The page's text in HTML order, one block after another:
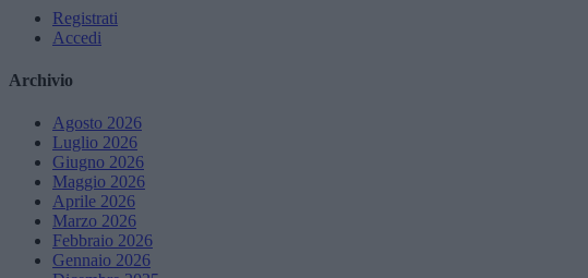
Registrati
Accedi
Archivio
Agosto 2026
Luglio 2026
Giugno 2026
Maggio 2026
Aprile 2026
Marzo 2026
Febbraio 2026
Gennaio 2026